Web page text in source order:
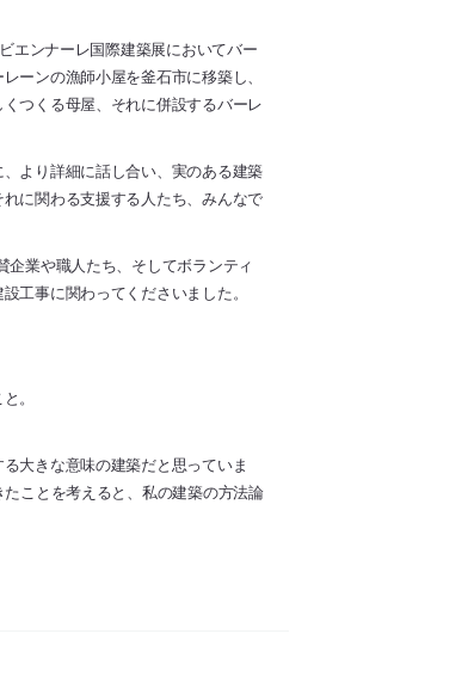
エンナーレ国際建築展においてバー
ーンの漁師小屋を釜石市に移築し、
つくる母屋、それに併設するバーレ
より詳細に話し合い、実のある建築
に関わる支援する人たち、みんなで
業や職人たち、そしてボランティ
工事に関わってくださいました。
。
大きな意味の建築だと思っていま
ことを考えると、私の建築の方法論